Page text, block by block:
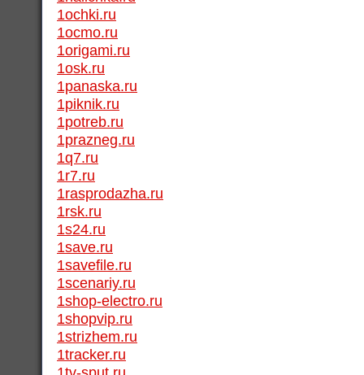
1ochki.ru
1ocmo.ru
1origami.ru
1osk.ru
1panaska.ru
1piknik.ru
1potreb.ru
1prazneg.ru
1q7.ru
1r7.ru
1rasprodazha.ru
1rsk.ru
1s24.ru
1save.ru
1savefile.ru
1scenariy.ru
1shop-electro.ru
1shopvip.ru
1strizhem.ru
1tracker.ru